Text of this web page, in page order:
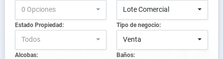
0 Opciones Lote Comercial
Estado Propiedad:
Todos
Tipo de negocio:
Venta
Alcobas: Baños: